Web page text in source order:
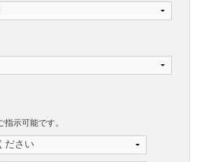
指示可能です。